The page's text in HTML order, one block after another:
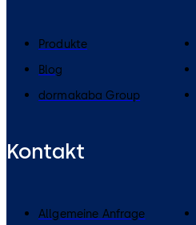
Produkte
Blog
dormakaba Group
Kontakt
Allgemeine Anfrage